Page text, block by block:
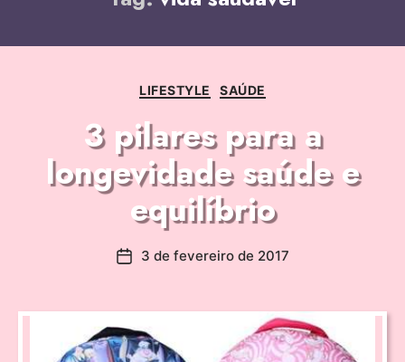
LIFESTYLE SAÚDE
3 pilares para a
longevidade saúde e
equilíbrio
3 de fevereiro de 2017